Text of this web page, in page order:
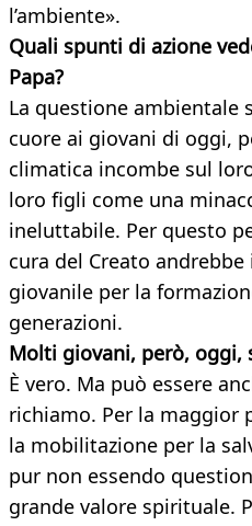
l’ambiente».
Quali spunti di azione
Papa?
La questione ambientale
cuore ai giovani di oggi,
climatica incombe sul
loro figli come una
ineluttabile. Per questo
cura del Creato
giovanile per la
generazioni.
Molti giovani, però, oggi,
È vero. Ma può essere
richiamo. Per la maggior
la mobilitazione per la
pur non essendo
grande valore spirituale.